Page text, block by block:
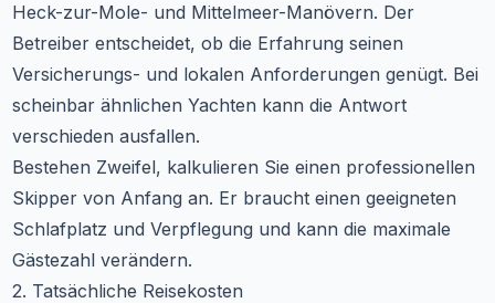
Heck-zur-Mole- und Mittelmeer-Manövern. Der
Betreiber entscheidet, ob die Erfahrung seinen
Versicherungs- und lokalen Anforderungen genügt. Bei
scheinbar ähnlichen Yachten kann die Antwort
verschieden ausfallen.
Bestehen Zweifel, kalkulieren Sie einen professionellen
Skipper von Anfang an. Er braucht einen geeigneten
Schlafplatz und Verpflegung und kann die maximale
Gästezahl verändern.
2. Tatsächliche Reisekosten